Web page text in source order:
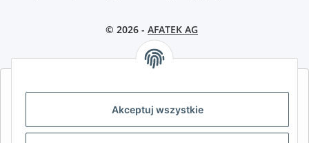
Akceptuj wszystkie
© 2026 - AFATEK AG
AFATEK INTERNATIONAL – WYBIERZ REGION I JĘZYK | SELECT
DE AT CH (DE) CH (FR)